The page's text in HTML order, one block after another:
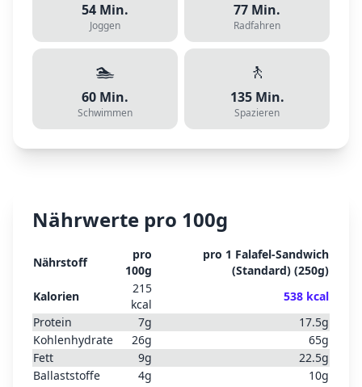
54 Min.
Joggen
77 Min.
Radfahren
🏊
60 Min.
Schwimmen
🚶
135Min.
Spazieren
Nährwerte pro 100g
Nährstoff
pro
100g
pro 1 Falafel-Sandwich
(Standard) (250g)
Kalorien
215
kcal
538 kcal
Protein
7g 17.5g
Kohlenhydrate
26g 65g
Fett
9g 22.5g
Ballaststoffe
4g 10g